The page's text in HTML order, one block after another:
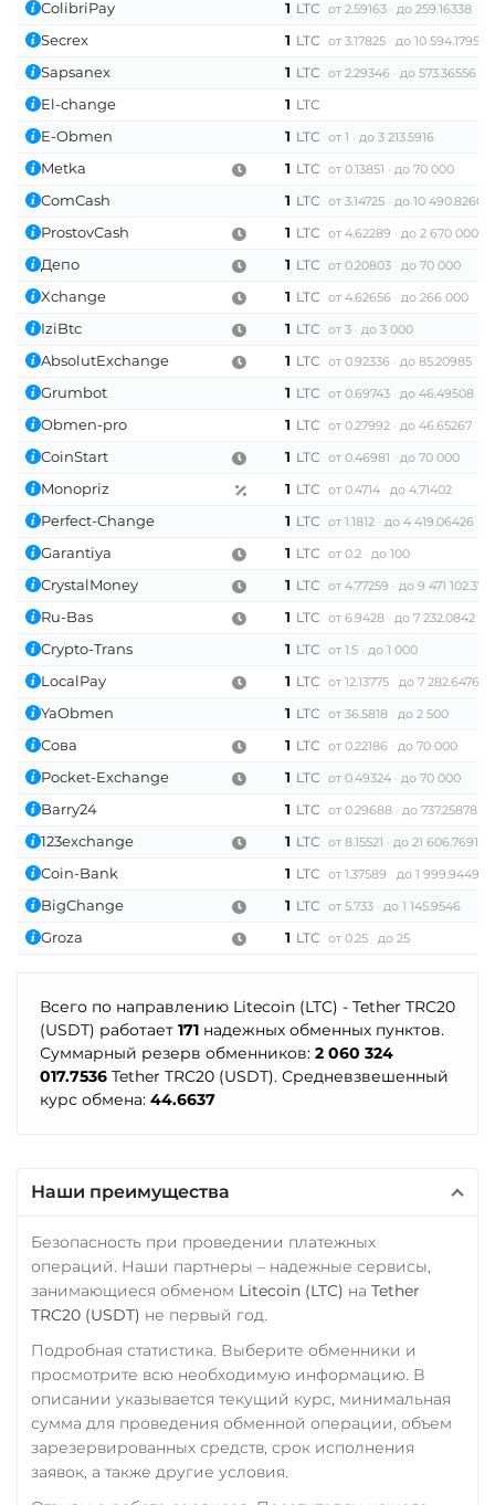
ColibriPay 1 LTC от 2.59163 до 259.16338
Secrex 1 LTC от 3.17825 до 10 594.1795
Sapsanex 1 LTC от 2.29346 до 573.36556
El-change 1 LTC
E-Obmen 1 LTC от 1 до 3 213.5916
Metka 1 LTC от 0.13851 до 70 000
ComCash 1 LTC от 3.14725 до 10 490.82609
ProstovCash 1 LTC от 4.62289 до 2 670 000
Депо 1 LTC от 0.20803 до 70 000
Xchange 1 LTC от 4.62656 до 266 000
IziBtc 1 LTC от 3 до 3 000
AbsolutExchange 1 LTC от 0.92336 до 85.20985
Grumbot 1 LTC от 0.69743 до 46.49508
Obmen-pro 1 LTC от 0.27992 до 46.65267
CoinStart 1 LTC от 0.46981 до 70 000
Monopriz 1 LTC от 0.4714 до 4.71402
Perfect-Change 1 LTC от 1.1812 до 4 419.06426
Garantiya 1 LTC от 0.2 до 100
CrystalMoney 1 LTC от 4.77259 до 9 471
Ru-Bas 1 LTC от 6.9428 до 7 232.0842
Crypto-Trans 1 LTC от 1.5 до 1 000
LocalPay 1 LTC от 12.13775 до 7 282.64765
YaObmen 1 LTC от 36.5818 до 2 500
Сова 1 LTC от 0.22186 до 70 000
Pocket-Exchange 1 LTC от 0.49324 до 70 000
Barry24 1 LTC от 0.29688 до 737.25878
123exchange 1 LTC от 8.15521 до 21 606.7691
Coin-Bank 1 LTC от 1.37589 до 1 999.94496
BigChange 1 LTC от 5.733 до 1 145.9546
Groza 1 LTC от 0.25 до 25
Всего по направлению Litecoin (LTC) - Tether TRC20
(USDT) работает 171 надежных обменных пунктов.
Суммарный резерв обменников: 2 060 324
017.7536 Tether TRC20 (USDT). Средневзвешенный
курс обмена: 44.6637
Наши преимущества
Безопасность при проведении платежных
операций. Наши партнеры – надежные сервисы,
занимающиеся обменом Litecoin (LTC) на Tether
TRC20 (USDT) не первый год.
Подробная статистика. Выберите обменники и
просмотрите всю необходимую информацию. В
описании указывается текущий курс, минимальная
сумма для проведения обменной операции, объем
зарезервированных средств, срок исполнения
заявок, а также другие условия.